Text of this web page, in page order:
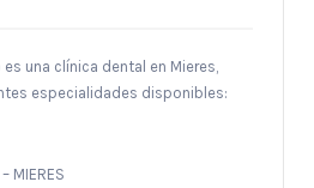
una clínica dental en Mieres,
especialidades disponibles:
MIERES